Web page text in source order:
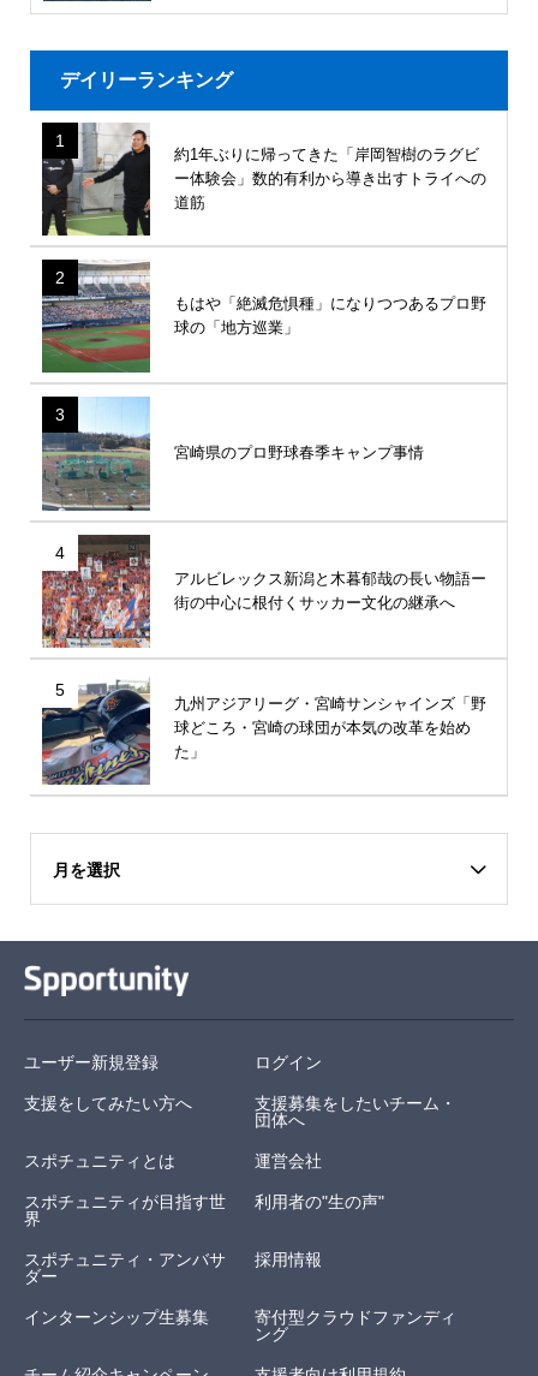
デイリーランキング
1
約1年ぶりに帰ってきた「岸岡智樹のラグビ
ー体験会」数的有利から導き出すトライへの
道筋
2
もはや「絶滅危惧種」になりつつあるプロ野
球の「地方巡業」
3
宮崎県のプロ野球春季キャンプ事情
4
アルビレックス新潟と木暮郁哉の長い物語ー
街の中心に根付くサッカー文化の継承へ
5
九州アジアリーグ・宮崎サンシャインズ「野
球どころ・宮崎の球団が本気の改革を始め
た」
月を選択
ユーザー新規登録 ログイン
支援をしてみたい方へ
支援募集をしたいチーム・
団体へ
スポチュニティとは 運営会社
スポチュニティが目指す世
界
利用者の"生の声"
スポチュニティ・アンバサ
ダー
採用情報
インターンシップ生募集
寄付型クラウドファンディ
ング